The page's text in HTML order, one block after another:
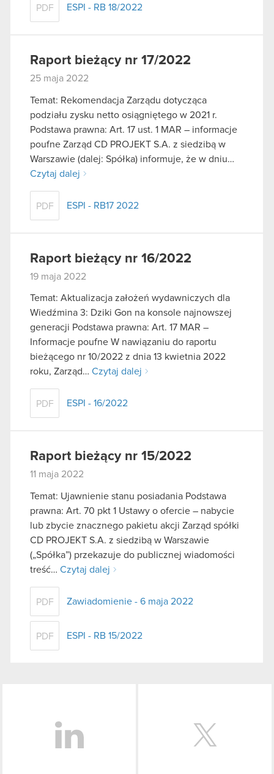
PDF ESPI - RB 18/2022
Raport bieżący nr 17/2022
25 maja 2022
Temat: Rekomendacja Zarządu dotycząca
podziału zysku netto osiągniętego w 2021 r.
Podstawa prawna: Art. 17 ust. 1 MAR – informacje
poufne Zarząd CD PROJEKT S.A. z siedzibą w
Warszawie (dalej: Spółka) informuje, że w dniu…
Czytaj dalej
PDF ESPI - RB17 2022
Raport bieżący nr 16/2022
19 maja 2022
Temat: Aktualizacja założeń wydawniczych dla
Wiedźmina 3: Dziki Gon na konsole najnowszej
generacji Podstawa prawna: Art. 17 MAR –
Informacje poufne W nawiązaniu do raportu
bieżącego nr 10/2022 z dnia 13 kwietnia 2022
roku, Zarząd… Czytaj dalej
PDF ESPI - 16/2022
Raport bieżący nr 15/2022
11 maja 2022
Temat: Ujawnienie stanu posiadania Podstawa
prawna: Art. 70 pkt 1 Ustawy o ofercie – nabycie
lub zbycie znacznego pakietu akcji Zarząd spółki
CD PROJEKT S.A. z siedzibą w Warszawie
(„Spółka”) przekazuje do publicznej wiadomości
treść… Czytaj dalej
PDF Zawiadomienie - 6 maja 2022
PDF ESPI - RB 15/2022